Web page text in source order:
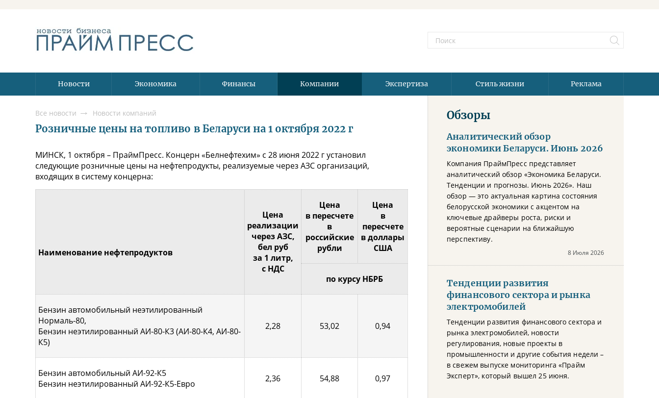
Новости Экономика Финансы Компании Экспертиза Стиль жизни Реклама
Все новости Новости компаний
Розничные цены на топливо в Беларуси на 1 октября 2022 г
МИНСК, 1 октября – ПраймПресс. Концерн «Белнефтехим» с 28 июня 2022 г установил
следующие розничные цены на нефтепродукты, реализуемые через АЗС организаций,
входящих в систему концерна:
Наименование нефтепродуктов
Цена
реализации
через АЗС,
бел руб
за 1 литр,
с НДС
Цена
в пересчете
в
российские
рубли
Цена
в
пересчете
в доллары
США
по курсу НБРБ
Бензин автомобильный неэтилированный
Нормаль-80,
Бензин неэтилированный АИ-80-К3 (АИ-80-К4, АИ-80-
К5)
2,28 53,02 0,94
Бензин автомобильный АИ-92-К5
Бензин неэтилированный АИ-92-К5-Евро
2,36 54,88 0,97
Обзоры
Аналитический обзор
экономики Беларуси. Июнь 2026
Компания ПраймПресс представляет
аналитический обзор «Экономика Беларуси.
Тенденции и прогнозы. Июнь 2026». Наш
обзор — это актуальная картина состояния
белорусской экономики с акцентом на
ключевые драйверы роста, риски и
вероятные сценарии на ближайшую
перспективу.
8 Июля 2026
Тенденции развития
финансового сектора и рынка
электромобилей
Тенденции развития финансового сектора и
рынка электромобилей, новости
регулирования, новые проекты в
промышленности и другие события недели –
в свежем выпуске мониторинга «Прайм
Эксперт», который вышел 25 июня.